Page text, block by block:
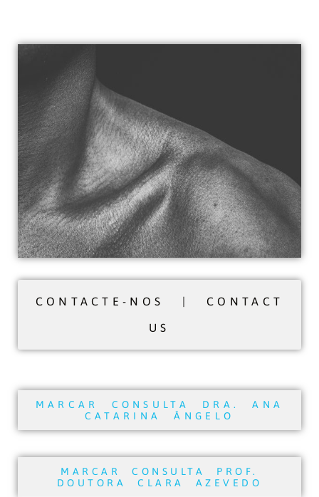
CONTACTE-NOS | CONTACT
US
MARCAR CONSULTA DRA. ANA
CATARINA ÂNGELO
MARCAR CONSULTA PROF.
DOUTORA CLARA AZEVEDO